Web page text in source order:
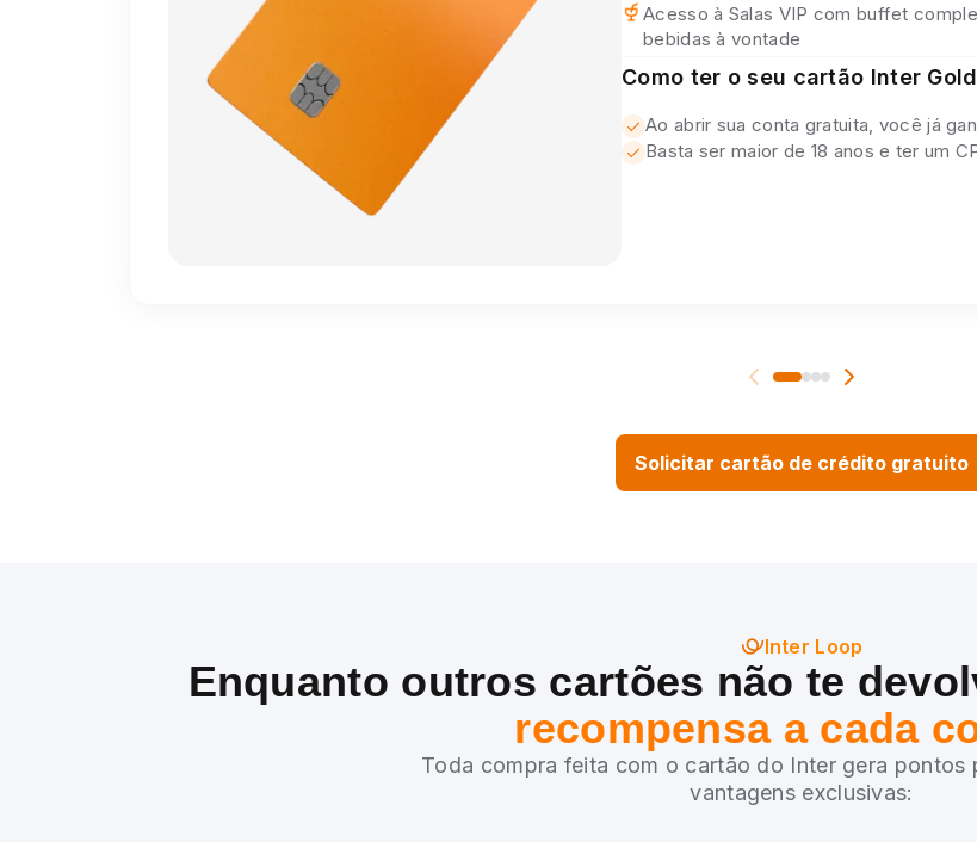
Acesso à Salas VIP com buffet
bebidas à vontade
Como ter o seu cartão Inter Gold
Ao abrir sua conta gratuita, você já
Basta ser maior de 18 anos e ter um
Solicitar cartão de crédito gratuito
Inter Loop
Enquanto outros cartões não te
recompensa a cada
Toda compra feita com o cartão do Inter gera pontos
vantagens exclusivas: